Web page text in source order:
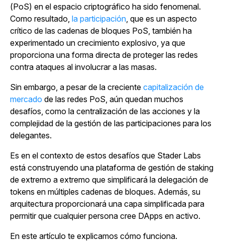
(PoS) en el espacio criptográfico ha sido fenomenal.
Como resultado, la participación, que es un aspecto
crítico de las cadenas de bloques PoS, también ha
experimentado un crecimiento explosivo, ya que
proporciona una forma directa de proteger las redes
contra ataques al involucrar a las masas.
Sin embargo, a pesar de la creciente capitalización de
mercado de las redes PoS, aún quedan muchos
desafíos, como la centralización de las acciones y la
complejidad de la gestión de las participaciones para los
delegantes.
Es en el contexto de estos desafíos que Stader Labs
está construyendo una plataforma de gestión de staking
de extremo a extremo que simplificará la delegación de
tokens en múltiples cadenas de bloques. Además, su
arquitectura proporcionará una capa simplificada para
permitir que cualquier persona cree DApps en activo.
En este artículo te explicamos cómo funciona.